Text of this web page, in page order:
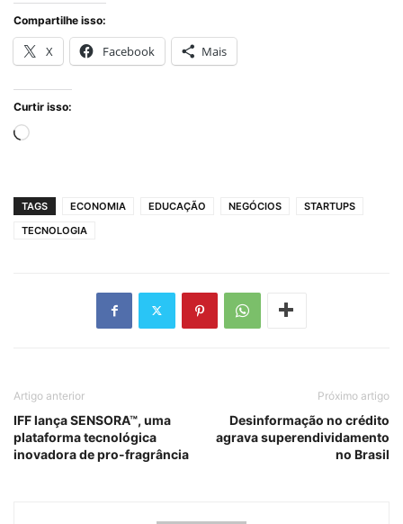
Compartilhe isso:
X Facebook Mais
Curtir isso:
Carregando...
TAGS ECONOMIA EDUCAÇÃO NEGÓCIOS
STARTUPS
TECNOLOGIA
Artigo anterior
IFF lança SENSORA™, uma
plataforma tecnológica
inovadora de pro-fragrância
Próximo artigo
Desinformação no crédito
agrava superendividamento
no Brasil